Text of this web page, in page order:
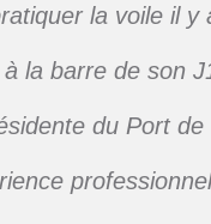
la voile il y
la barre de son
du Port